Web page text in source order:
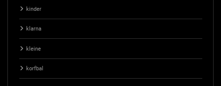
kinder
klarna
kleine
korfbal